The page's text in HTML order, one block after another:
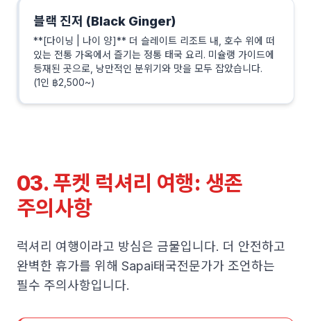
블랙 진저 (Black Ginger)
**[다이닝 | 나이 양]** 더 슬레이트 리조트 내, 호수 위에 떠
있는 전통 가옥에서 즐기는 정통 태국 요리. 미슐랭 가이드에
등재된 곳으로, 낭만적인 분위기와 맛을 모두 잡았습니다.
(1인 ฿2,500~)
03. 푸켓 럭셔리 여행: 생존
주의사항
럭셔리 여행이라고 방심은 금물입니다. 더 안전하고
완벽한 휴가를 위해 Sapai태국전문가가 조언하는
필수 주의사항입니다.